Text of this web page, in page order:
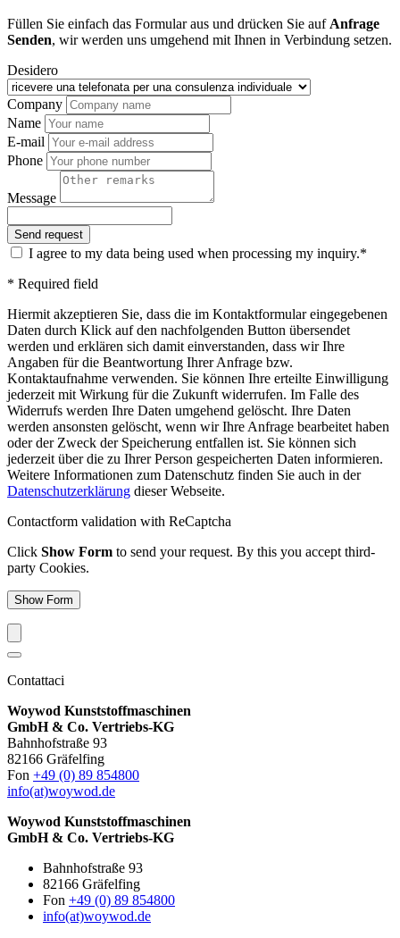
Füllen Sie einfach das Formular aus und drücken Sie auf Anfrage
Senden, wir werden uns umgehend mit Ihnen in Verbindung setzen.
Desidero
Company
Name
E-mail
Phone
Message
I agree to my data being used when processing my inquiry.*
* Required field
Hiermit akzeptieren Sie, dass die im Kontaktformular eingegebenen
Daten durch Klick auf den nachfolgenden Button übersendet
werden und erklären sich damit einverstanden, dass wir Ihre
Angaben für die Beantwortung Ihrer Anfrage bzw.
Kontaktaufnahme verwenden. Sie können Ihre erteilte Einwilligung
jederzeit mit Wirkung für die Zukunft widerrufen. Im Falle des
Widerrufs werden Ihre Daten umgehend gelöscht. Ihre Daten
werden ansonsten gelöscht, wenn wir Ihre Anfrage bearbeitet haben
oder der Zweck der Speicherung entfallen ist. Sie können sich
jederzeit über die zu Ihrer Person gespeicherten Daten informieren.
Weitere Informationen zum Datenschutz finden Sie auch in der
Datenschutzerklärung dieser Webseite.
Contactform validation with ReCaptcha
Click Show Form to send your request. By this you accept third-
party Cookies.
Show Form
Contattaci
Woywod Kunststoffmaschinen
GmbH & Co. Vertriebs-KG
Bahnhofstraße 93
82166 Gräfelfing
Fon +49 (0) 89 854800
info(at)woywod.de
Woywod Kunststoffmaschinen
GmbH & Co. Vertriebs-KG
Bahnhofstraße 93
82166 Gräfelfing
Fon +49 (0) 89 854800
info(at)woywod.de